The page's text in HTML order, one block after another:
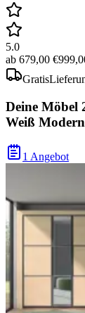
5.0
ab 679,00 €
Gratis
Deine Möbel
Weiß Modern
1 Angebot